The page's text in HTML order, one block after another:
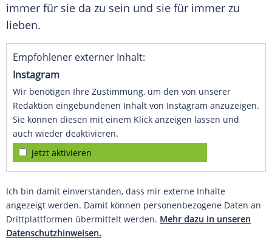
immer für sie da zu sein und sie für immer zu
lieben.
Empfohlener externer Inhalt:
Instagram
Wir benötigen Ihre Zustimmung, um den von unserer
Redaktion eingebundenen Inhalt von Instagram anzuzeigen.
Sie können diesen mit einem Klick anzeigen lassen und
auch wieder deaktivieren.
jetzt aktivieren
Ich bin damit einverstanden, dass mir externe Inhalte
angezeigt werden. Damit können personenbezogene Daten an
Drittplattformen übermittelt werden. Mehr dazu in unseren
Datenschutzhinweisen.